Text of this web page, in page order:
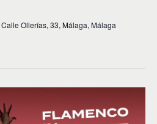
Calle Ollerías, 33, Málaga, Málaga